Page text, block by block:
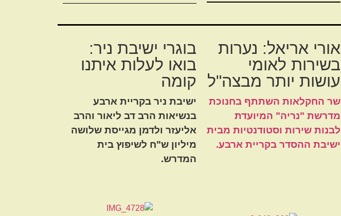
אורי אריאל: נערות
בשירות לאומי
עושות יותר מבצה"ל
שר החקלאות השתתף בחנוכת
מדרשת "נריה" המיועדת
לבנות שירות וסטודנטיות מבית
ישיבת ההסדר בקריית ארבע.
בוגרי ישיבת ניר:
בואו לעלות איתנו
קומה
ישיבת ניר בקריית ארבע
בנשיאות הרב דב ליאור והרב
אליעזר ולדמן מגייסת שלושה
מיליון ש"ח לשיפוץ בית
המדרש.